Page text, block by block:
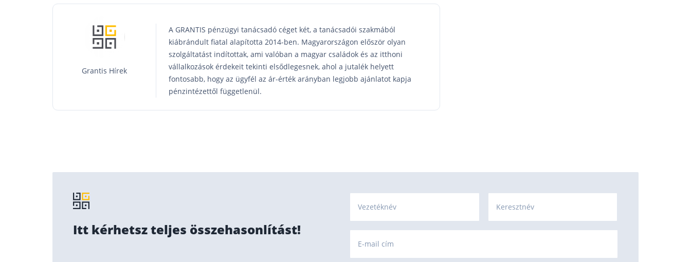
Grantis Hírek
A GRANTIS pénzügyi tanácsadó céget két, a tanácsadói szakmából
kiábrándult fiatal alapította 2014-ben. Magyarországon először olyan
szolgáltatást indítottak, ami valóban a magyar családok és az itthoni
vállalkozások érdekeit tekinti elsődlegesnek, ahol a jutalék helyett
fontosabb, hogy az ügyfél az ár-érték arányban legjobb ajánlatot kapja
pénzintézettől függetlenül.
Itt kérhetsz teljes összehasonlítást!
Vezetéknév Keresztnév
E-mail cím